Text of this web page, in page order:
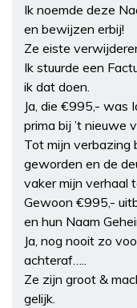
Ik noemde deze
en bewijzen erbij!
Ze eiste
Ik stuurde een
ik dat doen.
Ja, die €995,- was
prima bij ’t nieuwe
Tot mijn verbazing
geworden en de
vaker mijn verhaal
Gewoon €995,-
en hun Naam
Ja, nog nooit zo
achteraf…..
Ze zijn groot &
gelijk.